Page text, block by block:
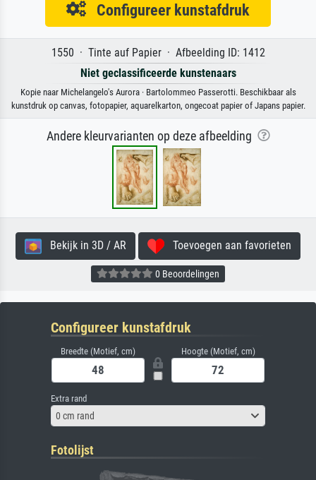
Configureer kunstafdruk
1550 · Tinte auf Papier · Afbeelding ID: 1412
Niet geclassificeerde kunstenaars
Kopie naar Michelangelo's Aurora · Bartolommeo Passerotti. Beschikbaar als
kunstdruk op canvas, fotopapier, aquarelkarton, ongecoat papier of Japans papier.
Andere kleurvarianten op deze afbeelding
Bekijk in 3D / AR Toevoegen aan favorieten
0 Beoordelingen
Configureer kunstafdruk
Breedte (Motief, cm) Hoogte (Motief, cm)
Extra rand
0 cm rand
Fotolijst